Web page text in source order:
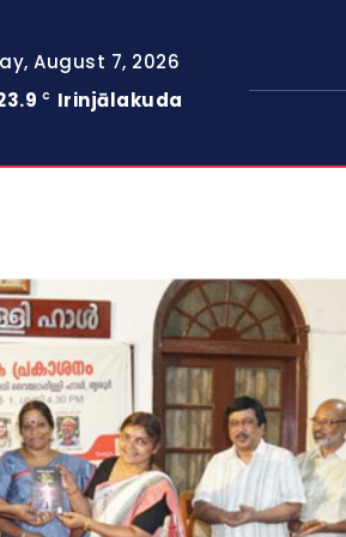
August 7, 2026
C Irinjālakuda